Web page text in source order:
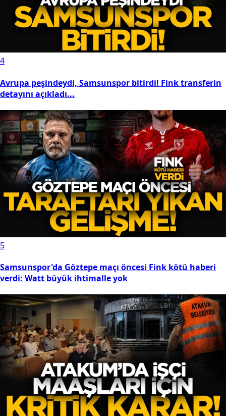
4
Avrupa peşindeydi, Samsunspor bitirdi! Fink transferin
detayını açıkladı...
5
Samsunspor'da Göztepe maçı öncesi Fink kötü haberi
verdi: Watt büyük ihtimalle yok